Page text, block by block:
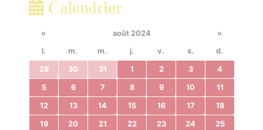
Calendrier
« août 2024
»
l.
m. m. j. v. s. d.
29 30 31 1 2 3 4
5 6 7 8 9 10 11
12 13 14 15 16 17 18
19 20 21 22 23 24 25